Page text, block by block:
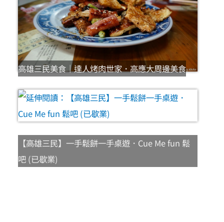
高雄三民美食｜達人烤肉世家．高應大周邊美食
【高雄三民】一手鬆餅一手桌遊．Cue Me fun 鬆
吧 (已歇業)